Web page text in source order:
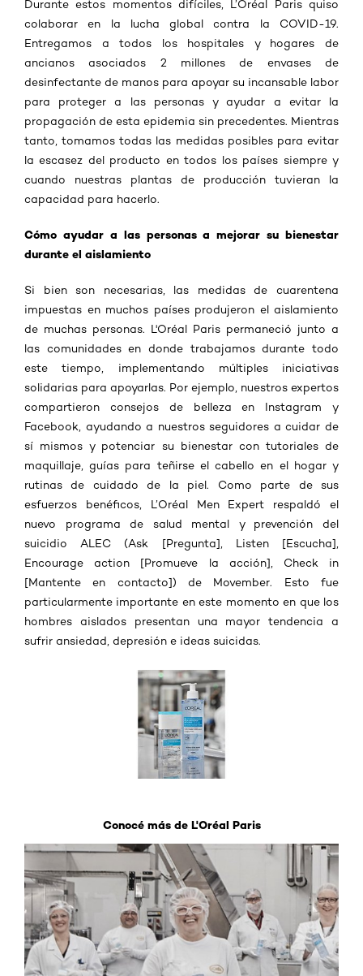
Durante estos momentos difíciles, L’Oréal Paris quiso
colaborar en la lucha global contra la COVID-19.
Entregamos a todos los hospitales y hogares de
ancianos asociados 2 millones de envases de
desinfectante de manos para apoyar su incansable labor
para proteger a las personas y ayudar a evitar la
propagación de esta epidemia sin precedentes. Mientras
tanto, tomamos todas las medidas posibles para evitar
la escasez del producto en todos los países siempre y
cuando nuestras plantas de producción tuvieran la
capacidad para hacerlo.
Cómo ayudar a las personas a mejorar su bienestar
durante el aislamiento
Si bien son necesarias, las medidas de cuarentena
impuestas en muchos países produjeron el aislamiento
de muchas personas. L'Oréal Paris permaneció junto a
las comunidades en donde trabajamos durante todo
este tiempo, implementando múltiples iniciativas
solidarias para apoyarlas. Por ejemplo, nuestros expertos
compartieron consejos de belleza en Instagram y
Facebook, ayudando a nuestros seguidores a cuidar de
sí mismos y potenciar su bienestar con tutoriales de
maquillaje, guías para teñirse el cabello en el hogar y
rutinas de cuidado de la piel. Como parte de sus
esfuerzos benéficos, L’Oréal Men Expert respaldó el
nuevo programa de salud mental y prevención del
suicidio ALEC (Ask [Pregunta], Listen [Escucha],
Encourage action [Promueve la acción], Check in
[Mantente en contacto]) de Movember. Esto fue
particularmente importante en este momento en que los
hombres aislados presentan una mayor tendencia a
sufrir ansiedad, depresión e ideas suicidas.
Conocé más de L'Oréal Paris